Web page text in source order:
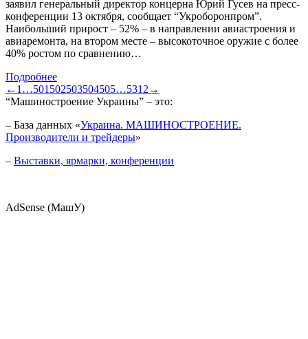
заявил генеральный директор концерна Юрий Гусев на пресс-
конференции 13 октября, сообщает “Укроборонпром”.
Наибольший прирост – 52% – в направлении авиастроения и
авиаремонта, на втором месте – высокоточное оружие с более
40% ростом по сравнению…
Подробнее
← 1 …501 502503504505…5312 →
“Машиностроение Украины” – это:
– База данных «Украина. МАШИНОСТРОЕНИЕ.
Производители и трейдеры»
– Выставки, ярмарки, конференции
AdSense (МашУ)